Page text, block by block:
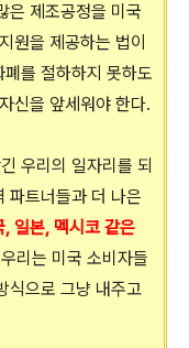
은 제조공정을 미국
원을 제공하는 법이
를 절하하지 못하도
신을 앞세워야 한다.
우리의 일자리를 되
파트너들과 더 나은
, 일본, 멕시코 같은
우리는 미국 소비자들
식으로 그냥 내주고